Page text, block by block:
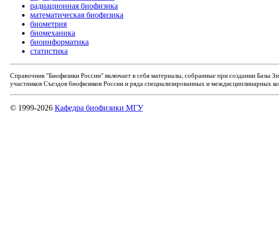
радиационная биофизика
математическая биофизика
биометрия
биомеханика
биоинформатика
статистика
Справочник "Биофизики России" включает в себя материалы, собранные при создании
участников Съездов биофизиков России и ряда специализированных и междисциплинарных
© 1999-2026 Кафедра биофизики МГУ